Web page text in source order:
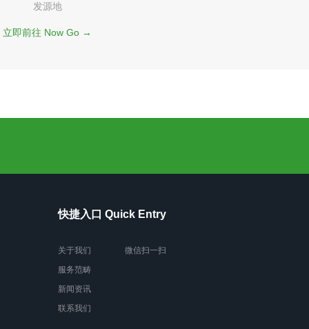
发源地
立即前往 Now Go →
快捷入口 Quick Entry
关于我们
服务范畴
新闻资讯
联系我们
微信扫一扫